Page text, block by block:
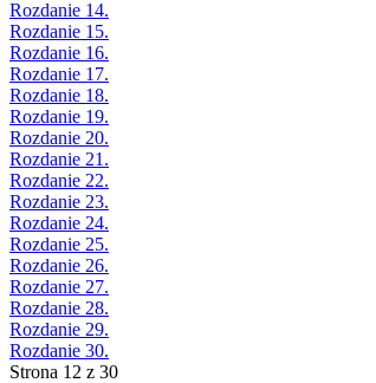
Rozdanie 14.
Rozdanie 15.
Rozdanie 16.
Rozdanie 17.
Rozdanie 18.
Rozdanie 19.
Rozdanie 20.
Rozdanie 21.
Rozdanie 22.
Rozdanie 23.
Rozdanie 24.
Rozdanie 25.
Rozdanie 26.
Rozdanie 27.
Rozdanie 28.
Rozdanie 29.
Rozdanie 30.
Strona 12 z 30